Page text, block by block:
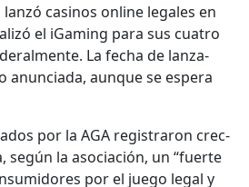
casi­nos online legales en
el iGam­ing para sus cua­tro
La fecha de lan­za­
anun­ci­a­da, aunque se espera
por la AGA reg­is­traron crec­
según la aso­ciación, un “fuerte
por el juego legal y